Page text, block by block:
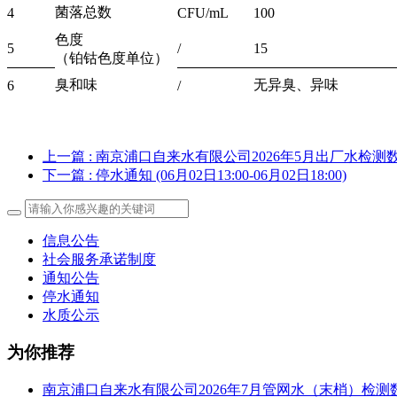
4 菌落总数 CFU/mL 100
5
色度
/ 15
（铂钴色度单位）
6
臭和味 / 无异臭、异味
上一篇 : 南京浦口自来水有限公司2026年5月出厂水检测
下一篇 : 停水通知 (06月02日13:00-06月02日18:00)
信息公告
社会服务承诺制度
通知公告
停水通知
水质公示
为你推荐
南京浦口自来水有限公司2026年7月管网水（末梢）检测